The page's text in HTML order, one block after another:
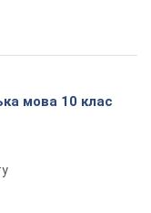
мова 10 клас